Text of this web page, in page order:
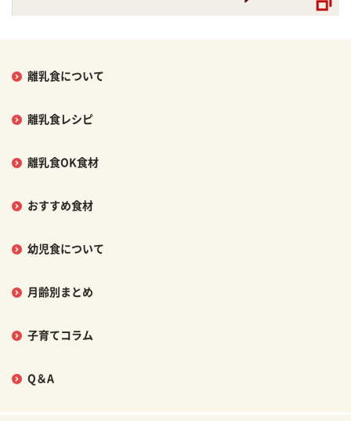
離乳食について
離乳食レシピ
離乳食OK食材
おすすめ食材
幼児食について
月齢別まとめ
子育てコラム
Q＆A